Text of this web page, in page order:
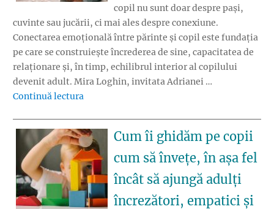
copil nu sunt doar despre pași,
cuvinte sau jucării, ci mai ales despre conexiune.
Conectarea emoțională între părinte și copil este fundația
pe care se construiește încrederea de sine, capacitatea de
relaționare și, în timp, echilibrul interior al copilului
devenit adult. Mira Loghin, invitata Adrianei …
Continuă lectura
Cum îi ghidăm pe copii
cum să învețe, în așa fel
încât să ajungă adulți
încrezători, empatici și